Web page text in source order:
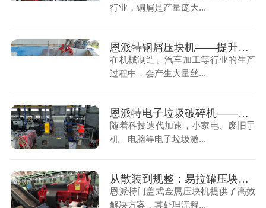
行业，铜屑是产量庞大...
恩派特钢屑压块机——提升资源利用率，助力金属回收产业升级！
在机械制造、汽车加工等行业的生产
过程中，会产生大量丝...
恩派特电子垃圾破碎机——助力环保，实现电子垃圾资源化关键利器！
随着科技迭代加速，小家电、废旧手
机、电脑等电子垃圾激...
从散装到规整：易拉罐压块机如何重构资源循环产业链
恩派特门盖式金属压块机提供了高效
解决方案，其处理流程...